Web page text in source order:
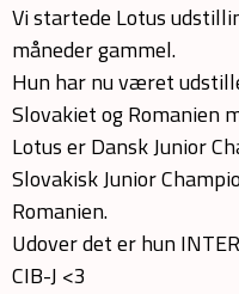
Vi startede Lotus
måneder gammel.
Hun har nu været
Slovakiet og Romanien
Lotus er Dansk Junior
Slovakisk Junior
Romanien.
Udover det er hun
CIB-J <3